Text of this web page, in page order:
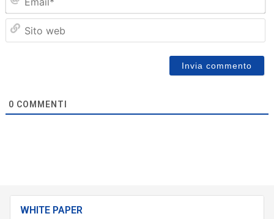
0 COMMENTI
WHITE PAPER